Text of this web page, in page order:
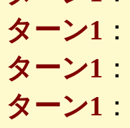
ターン1 ：
ターン1 ：
ターン1 ：